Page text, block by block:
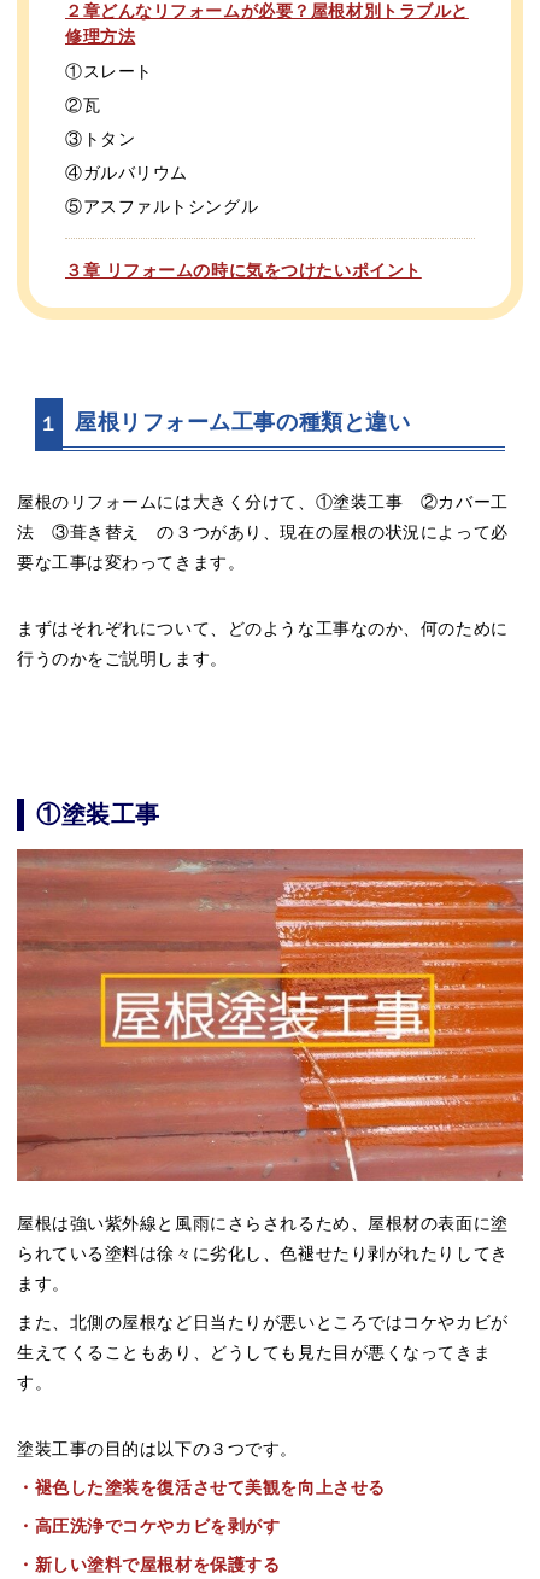
２章どんなリフォームが必要？屋根材別トラブルと
修理方法
①スレート
②瓦
③トタン
④ガルバリウム
⑤アスファルトシングル
３章 リフォームの時に気をつけたいポイント
１ 屋根リフォーム工事の種類と違い
屋根のリフォームには大きく分けて、①塗装工事 ②カバー工
法 ③葺き替え の３つがあり、現在の屋根の状況によって必
要な工事は変わってきます。
まずはそれぞれについて、どのような工事なのか、何のために
行うのかをご説明します。
①塗装工事
屋根は強い紫外線と風雨にさらされるため、屋根材の表面に塗
られている塗料は徐々に劣化し、色褪せたり剥がれたりしてき
ます。
また、北側の屋根など日当たりが悪いところではコケやカビが
生えてくることもあり、どうしても見た目が悪くなってきま
す。
塗装工事の目的は以下の３つです。
・褪色した塗装を復活させて美観を向上させる
・高圧洗浄でコケやカビを剥がす
・新しい塗料で屋根材を保護する